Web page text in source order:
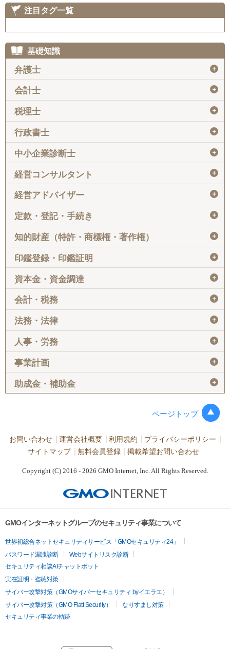
注目タグ一覧
基礎知識
弁護士 ＋
会計士 ＋
税理士 ＋
行政書士 ＋
中小企業診断士 ＋
経営コンサルタント ＋
経営アドバイザー ＋
定款・登記・手続き ＋
知的財産（特許・商標権・著作権） ＋
印鑑登録・印鑑証明 ＋
資本金・資金調達 ＋
会計・税務 ＋
法務・法律 ＋
人事・労務 ＋
事業計画 ＋
助成金・補助金 ＋
ページトップ
お問い合わせ 運営会社概要 利用規約
プライバシーポリシー
サイトマップ
無料会員登録 掲載希望お問い合わせ
Copyright (C) 2016 - 2026 GMO Internet, Inc. All Rights Reserved.
GMOインターネットグループのセキュリティ事業について
世界初総合ネットセキュリティサービス「GMOセキュリティ24」
パスワード漏洩診断
Webサイトリスク診断
セキュリティ相談AIチャットボット
実在証明・盗聴対策
サイバー攻撃対策（GMOサイバーセキュリティ byイエラエ）
サイバー攻撃対策（GMO Flatt Security）
なりすまし対策
セキュリティ事業の軌跡